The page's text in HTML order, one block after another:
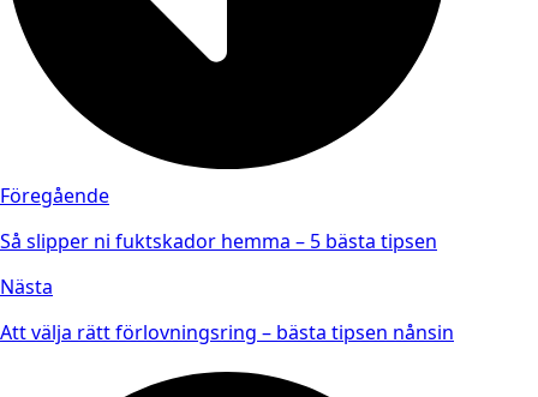
Föregående
Så slipper ni fuktskador hemma – 5 bästa tipsen
Nästa
Att välja rätt förlovningsring – bästa tipsen nånsin